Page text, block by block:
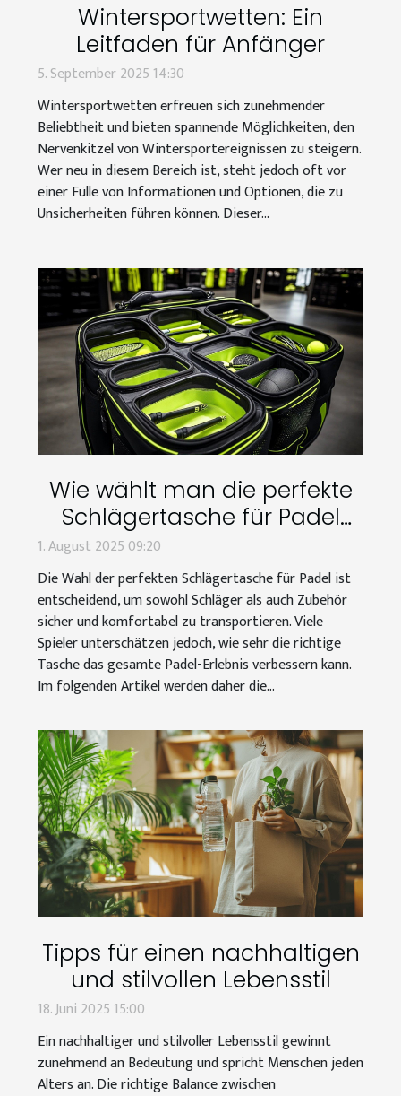
Wintersportwetten: Ein
Leitfaden für Anfänger
5. September 2025 14:30
Wintersportwetten erfreuen sich zunehmender
Beliebtheit und bieten spannende Möglichkeiten, den
Nervenkitzel von Wintersportereignissen zu steigern.
Wer neu in diesem Bereich ist, steht jedoch oft vor
einer Fülle von Informationen und Optionen, die zu
Unsicherheiten führen können. Dieser...
Wie wählt man die perfekte
Schlägertasche für Padel
1. August 2025 09:20
Die Wahl der perfekten Schlägertasche für Padel ist
entscheidend, um sowohl Schläger als auch Zubehör
sicher und komfortabel zu transportieren. Viele
Spieler unterschätzen jedoch, wie sehr die richtige
Tasche das gesamte Padel-Erlebnis verbessern kann.
Im folgenden Artikel werden daher die...
Tipps für einen nachhaltigen
und stilvollen Lebensstil
18. Juni 2025 15:00
Ein nachhaltiger und stilvoller Lebensstil gewinnt
zunehmend an Bedeutung und spricht Menschen jeden
Alters an. Die richtige Balance zwischen